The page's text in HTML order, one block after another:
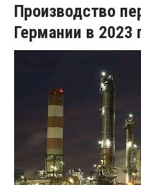
Производство
Германии в 2023